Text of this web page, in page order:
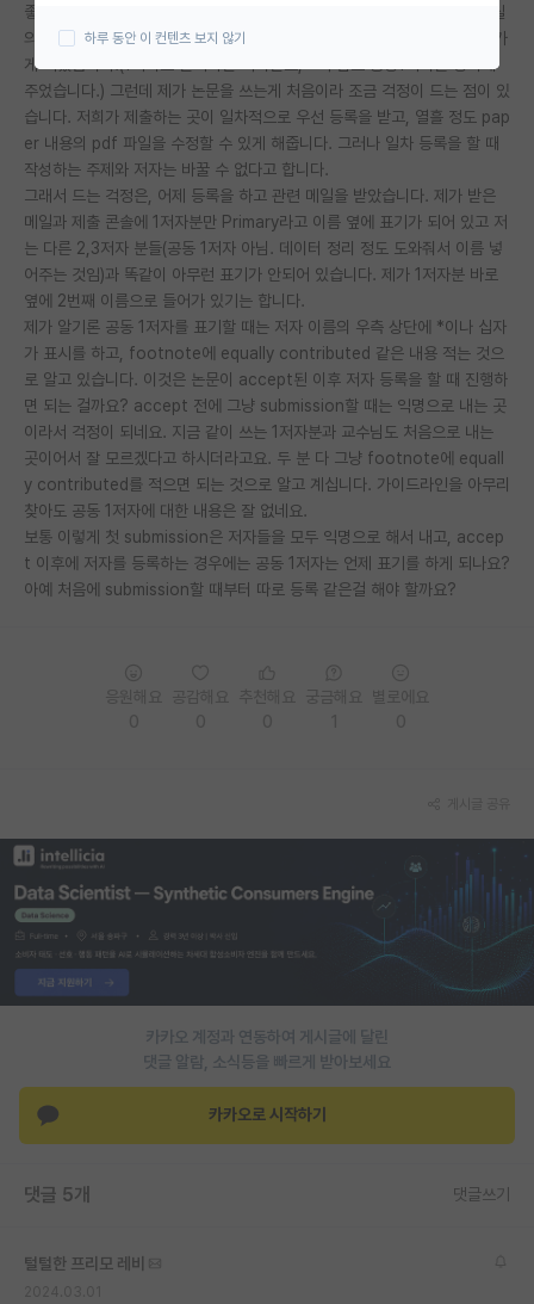
연구실(PI) 홍보 게시판
석박사 채용 정보 게시판
임용 정보 게시판
학부 인턴 게시판
취업 게시판
임용 후기 게시판
PI 전용 게시판
인문사회 계열 게시판
특수/전문대학원 게시판
반도체/AI 게시판
장학금/장학생 게시판
학술 정보 게시판
반도체 아카데미
재팬라운지 🌸
좋은 기회를 받아 논문을 이번에 처음으로 쓰게 된 학부 인턴입니다. 연구실
의 다른 석사분과 같이 논문을 쓰고 있고 공동 1저자의 2번째 순서로 들어가
게 되었습니다.(1저자로 들어가는 석사분도, 교수님도 공동1저자를 동의해
주었습니다.) 그런데 제가 논문을 쓰는게 처음이라 조금 걱정이 드는 점이 있
습니다. 저희가 제출하는 곳이 일차적으로 우선 등록을 받고, 열흘 정도 pap
er 내용의 pdf 파일을 수정할 수 있게 해줍니다. 그러나 일차 등록을 할 때
작성하는 주제와 저자는 바꿀 수 없다고 합니다.
그래서 드는 걱정은, 어제 등록을 하고 관련 메일을 받았습니다. 제가 받은
메일과 제출 콘솔에 1저자분만 Primary라고 이름 옆에 표기가 되어 있고 저
는 다른 2,3저자 분들(공동 1저자 아님. 데이터 정리 정도 도와줘서 이름 넣
어주는 것임)과 똑같이 아무런 표기가 안되어 있습니다. 제가 1저자분 바로
옆에 2번째 이름으로 들어가 있기는 합니다.
제가 알기론 공동 1저자를 표기할 때는 저자 이름의 우측 상단에 *이나 십자
가 표시를 하고, footnote에 equally contributed 같은 내용 적는 것으
로 알고 있습니다. 이것은 논문이 accept된 이후 저자 등록을 할 때 진행하
면 되는 걸까요? accept 전에 그냥 submission할 때는 익명으로 내는 곳
이라서 걱정이 되네요. 지금 같이 쓰는 1저자분과 교수님도 처음으로 내는
곳이어서 잘 모르겠다고 하시더라고요. 두 분 다 그냥 footnote에 equall
y contributed를 적으면 되는 것으로 알고 계십니다. 가이드라인을 아무리
찾아도 공동 1저자에 대한 내용은 잘 없네요.
보통 이렇게 첫 submission은 저자들을 모두 익명으로 해서 내고, accep
t 이후에 저자를 등록하는 경우에는 공동 1저자는 언제 표기를 하게 되나요?
아예 처음에 submission할 때부터 따로 등록 같은걸 해야 할까요?
카카오 계정과 연동하여 게시글에 달린
댓글 알람, 소식등을 빠르게 받아보세요
카카오로 시작하기
댓글 5개 댓글쓰기
털털한 프리모 레비
하루 동안 이 컨텐츠 보지 않기